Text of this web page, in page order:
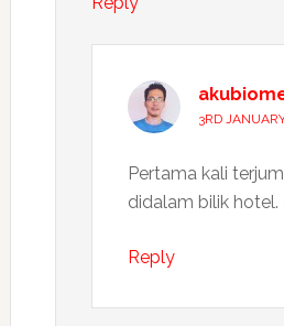
3RD
Pertama kali
didalam bilik hotel.
Reply